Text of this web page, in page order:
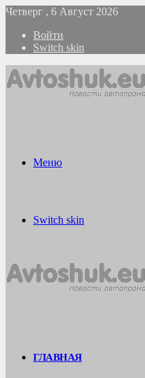
Четверг , 6 Август 2026
Войти
Switch skin
Меню
Switch skin
ГЛАВНАЯ